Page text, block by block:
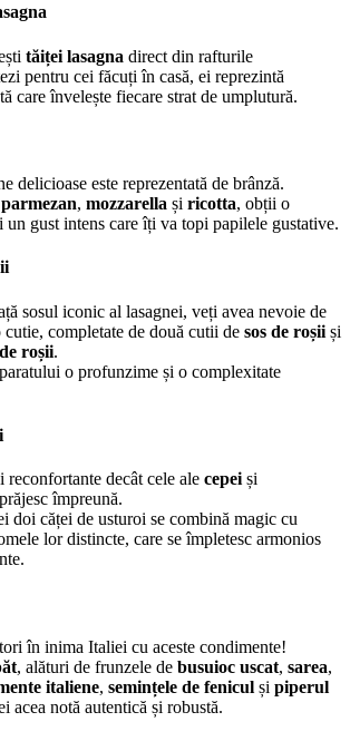
tăiței lasagna direct din rafturile
pentru cei făcuți în casă, ei reprezintă
care învelește fiecare strat de umplutură.
delicioase este reprezentată de brânză.
parmezan, mozzarella și ricotta, obții o
un gust intens care îți va topi papilele gustative.
sosul iconic al lasagnei, veți avea nevoie de
completate de două cutii de sos de roșii și
roșii.
o profunzime și o complexitate
reconfortante decât cele ale cepei și
împreună.
doi căței de usturoi se combină magic cu
lor distincte, care se împletesc armonios
în inima Italiei cu aceste condimente!
, alături de frunzele de busuioc uscat, sarea,
italiene, semințele de fenicul și piperul
acea notă autentică și robustă.